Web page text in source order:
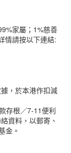
家屬；1%慈善
情請按以下連結:
，於本港作扣減
存根／7-11便利
資料，以郵寄、
金。